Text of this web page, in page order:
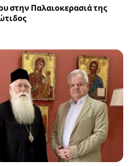
στην Παλαιοκερασιά της